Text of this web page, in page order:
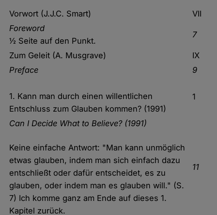
Vorwort (J.J.C. Smart)
VII
Foreword
½ Seite auf den Punkt.
7
Zum Geleit (A. Musgrave)
IX
Preface
9
1. Kann man durch einen willentlichen
Entschluss zum Glauben kommen? (1991)
1
Can I Decide What to Believe? (1991)
Keine einfache Antwort: "Man kann unmöglich
etwas glauben, indem man sich einfach dazu
entschließt oder dafür entscheidet, es zu
glauben, oder indem man es glauben will." (S.
7) Ich komme ganz am Ende auf dieses 1.
Kapitel zurück.
11